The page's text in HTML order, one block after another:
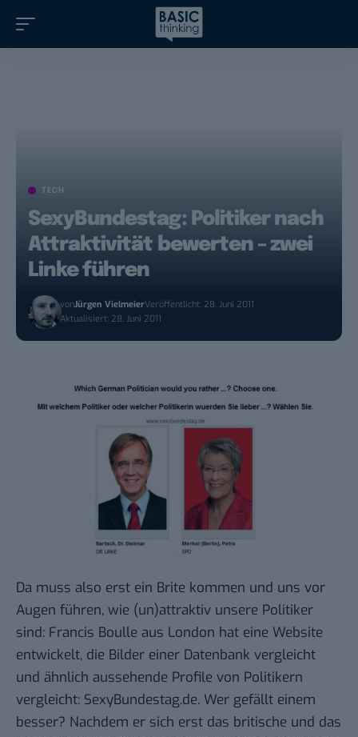
TECH
SexyBundestag: Politiker nach
Attraktivität bewerten – zwei
Linke führen
vonJürgen VielmeierVeröffentlicht: 28. Juni 2011
Aktualisiert: 28. Juni 2011
Da muss also erst ein Brite kommen und uns vor
Augen führen, wie (un)attraktiv unsere Politiker
sind: Francis Boulle aus London hat eine Website
entwickelt, die Bilder einer Datenbank vergleicht
und ähnlich aussehende Profile von Politikern
vergleicht: SexyBundestag.de. Wer gefällt einem
besser? Nachdem er sich erst das britische und das